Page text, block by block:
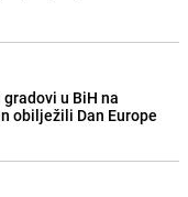
u BiH na
obilježili Dan Europe